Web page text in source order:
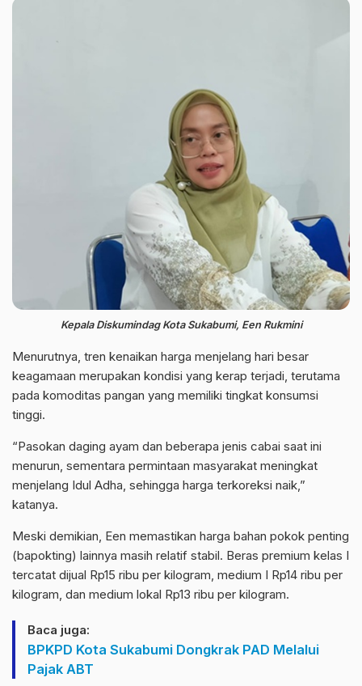
Kepala Diskumindag Kota Sukabumi, Een Rukmini
Menurutnya, tren kenaikan harga menjelang hari besar
keagamaan merupakan kondisi yang kerap terjadi, terutama
pada komoditas pangan yang memiliki tingkat konsumsi
tinggi.
“Pasokan daging ayam dan beberapa jenis cabai saat ini
menurun, sementara permintaan masyarakat meningkat
menjelang Idul Adha, sehingga harga terkoreksi naik,”
katanya.
Meski demikian, Een memastikan harga bahan pokok penting
(bapokting) lainnya masih relatif stabil. Beras premium kelas I
tercatat dijual Rp15 ribu per kilogram, medium I Rp14 ribu per
kilogram, dan medium lokal Rp13 ribu per kilogram.
Baca juga:
BPKPD Kota Sukabumi Dongkrak PAD Melalui
Pajak ABT